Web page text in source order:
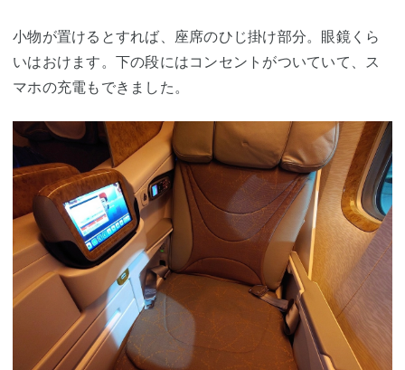
小物が置けるとすれば、座席のひじ掛け部分。眼鏡くら
いはおけます。下の段にはコンセントがついていて、ス
マホの充電もできました。